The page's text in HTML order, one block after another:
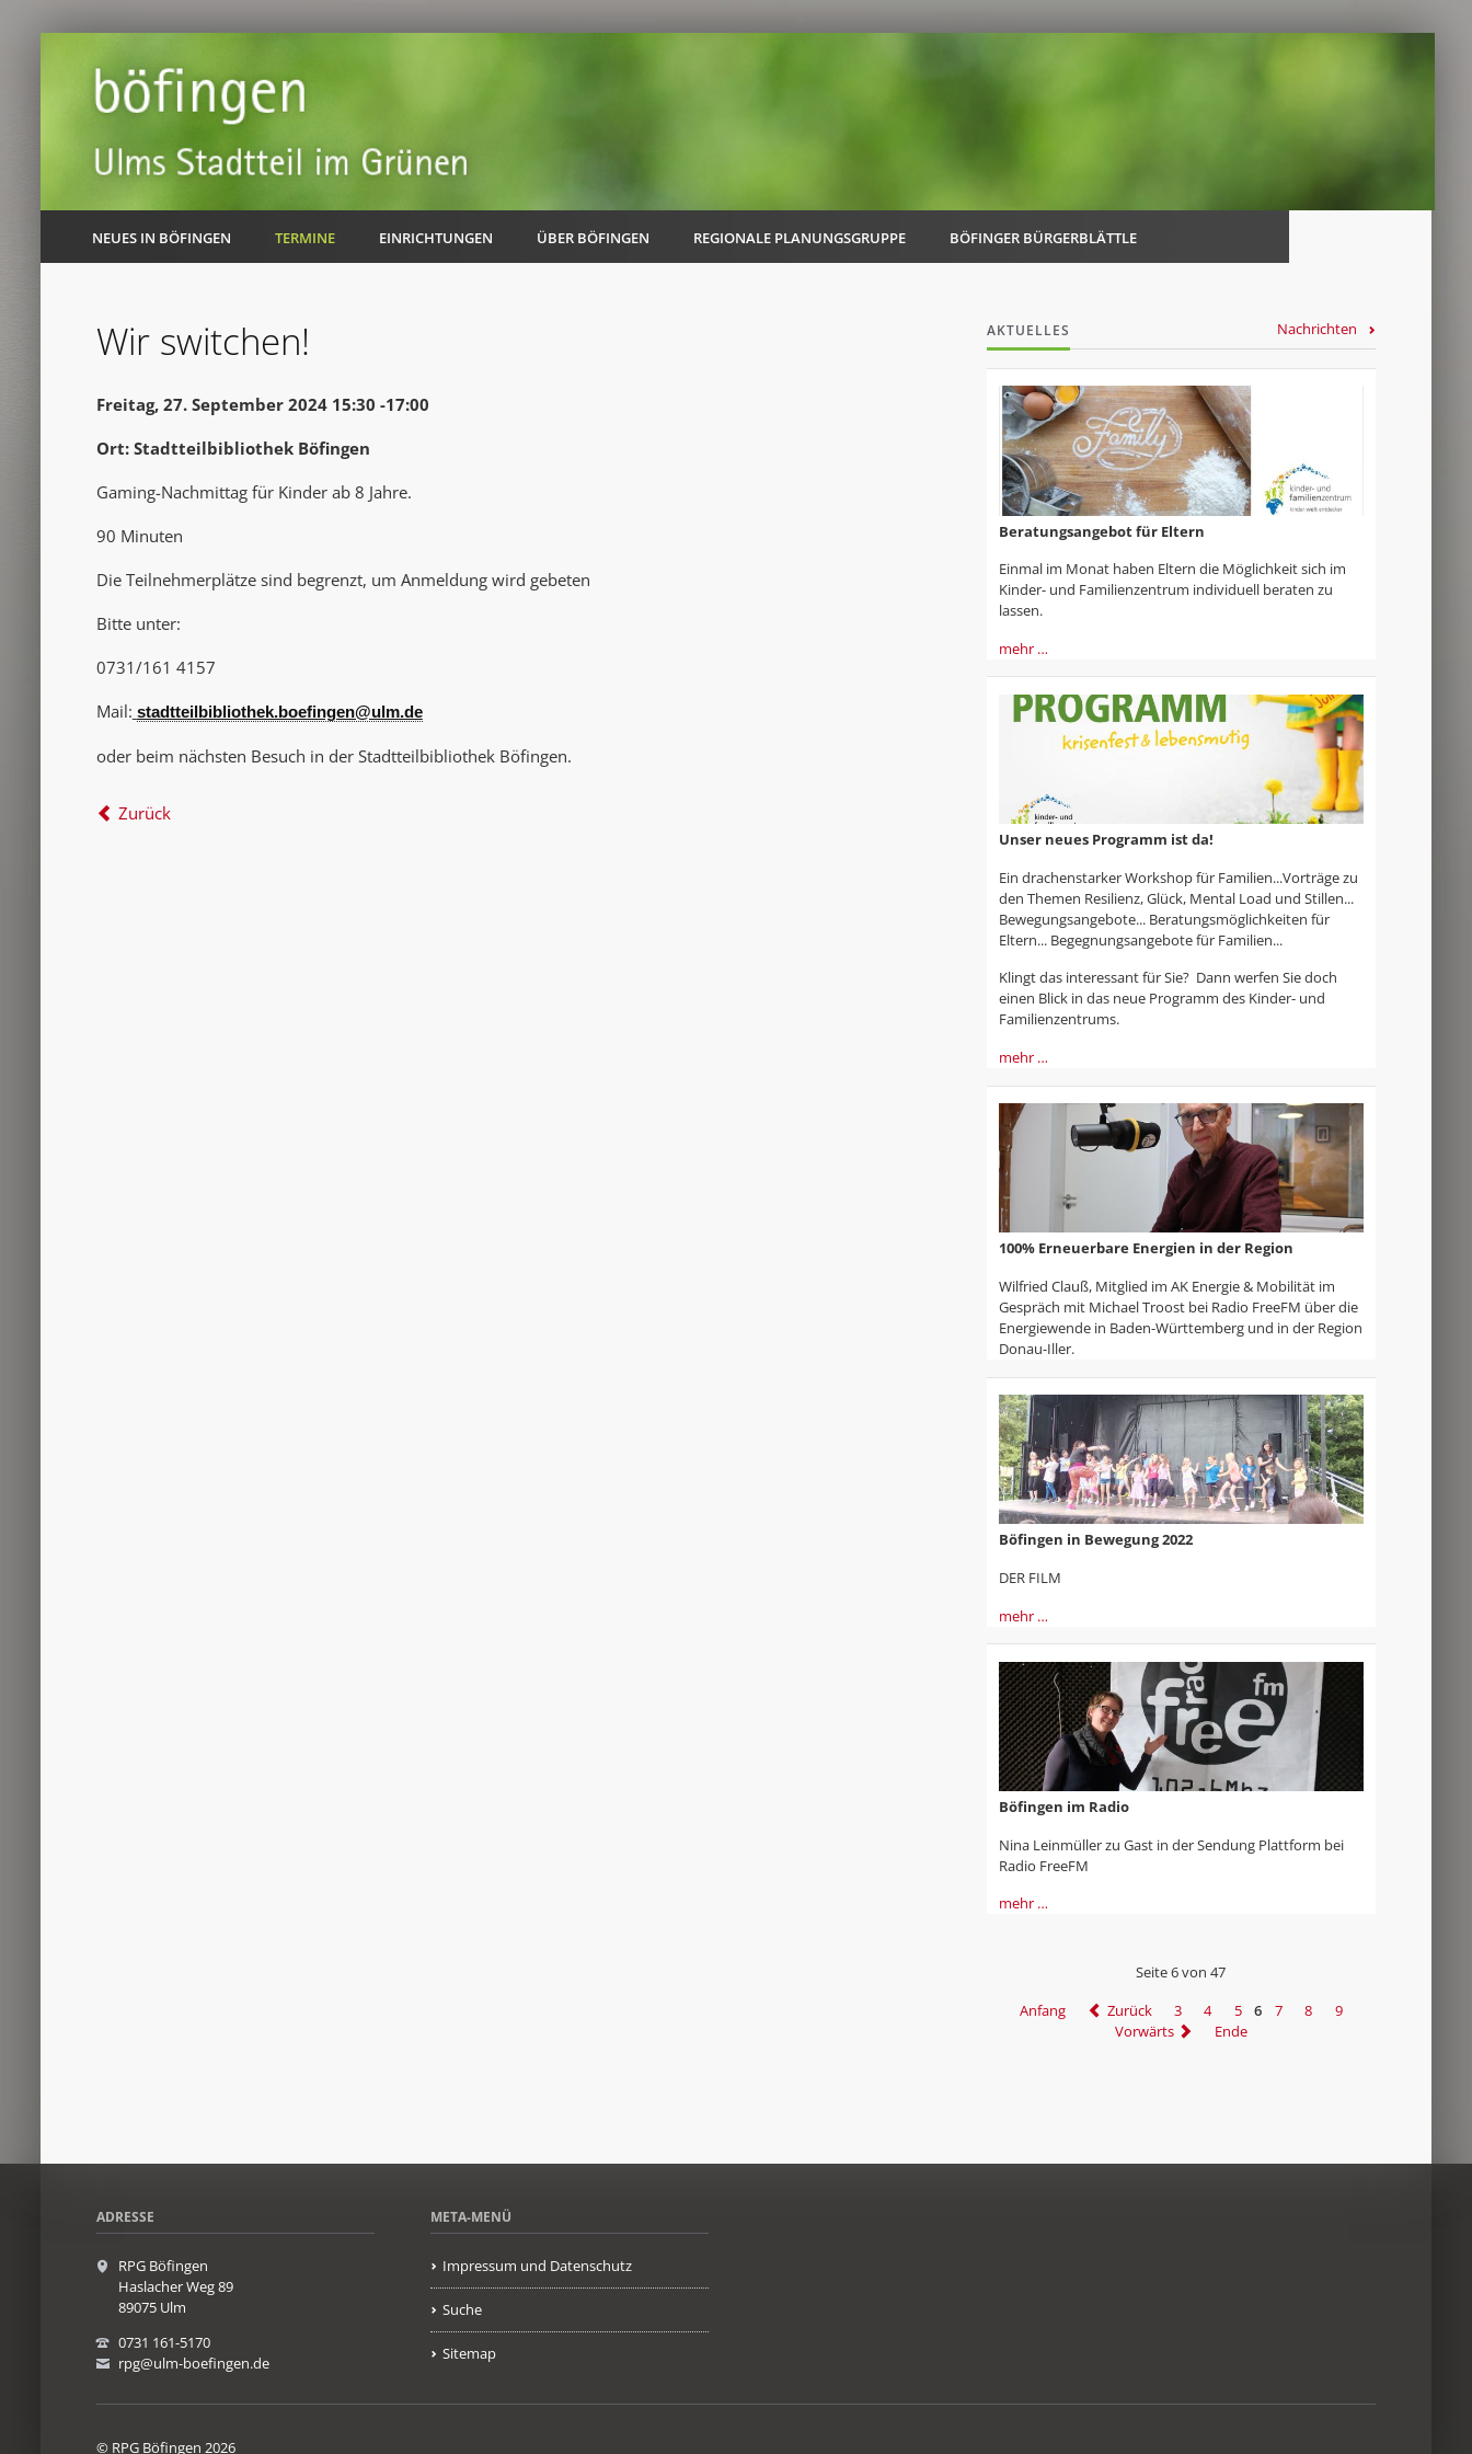
NEUES IN BÖFINGEN TERMINE EINRICHTUNGEN ÜBER BÖFINGEN REGIONALE PLANUNGSGRUPPE BÖFINGER BÜRGERBLÄTTLE
Wir switchen!
Freitag, 27. September 2024 15:30 -17:00
Ort: Stadtteilbibliothek Böfingen
Gaming-Nachmittag für Kinder ab 8 Jahre.
90 Minuten
Die Teilnehmerplätze sind begrenzt, um Anmeldung wird gebeten
Bitte unter:
0731/161 4157
Mail: stadtteilbibliothek.boefingen@ulm.de
oder beim nächsten Besuch in der Stadtteilbibliothek Böfingen.
Zurück
AKTUELLES Nachrichten
Beratungsangebot für Eltern
Einmal im Monat haben Eltern die Möglichkeit sich im
Kinder- und Familienzentrum individuell beraten zu
lassen.
mehr …
Unser neues Programm ist da!
Ein drachenstarker Workshop für Familien...Vorträge zu
den Themen Resilienz, Glück, Mental Load und Stillen...
Bewegungsangebote... Beratungsmöglichkeiten für
Eltern... Begegnungsangebote für Familien...
Klingt das interessant für Sie? Dann werfen Sie doch
einen Blick in das neue Programm des Kinder- und
Familienzentrums.
mehr …
100% Erneuerbare Energien in der Region
Wilfried Clauß, Mitglied im AK Energie & Mobilität im
Gespräch mit Michael Troost bei Radio FreeFM über die
Energiewende in Baden-Württemberg und in der Region
Donau-Iller.
Böfingen in Bewegung 2022
DER FILM
mehr …
Böfingen im Radio
Nina Leinmüller zu Gast in der Sendung Plattform bei
Radio FreeFM
mehr …
Seite 6 von 47
Anfang
Zurück 3 4 5 6 7 8
9
Vorwärts
Ende
ADRESSE
RPG Böfingen
Haslacher Weg 89
89075 Ulm
0731 161-5170
rpg@ulm-boefingen.de
META-MENÜ
Impressum und Datenschutz
Suche
Sitemap
© RPG Böfingen 2026